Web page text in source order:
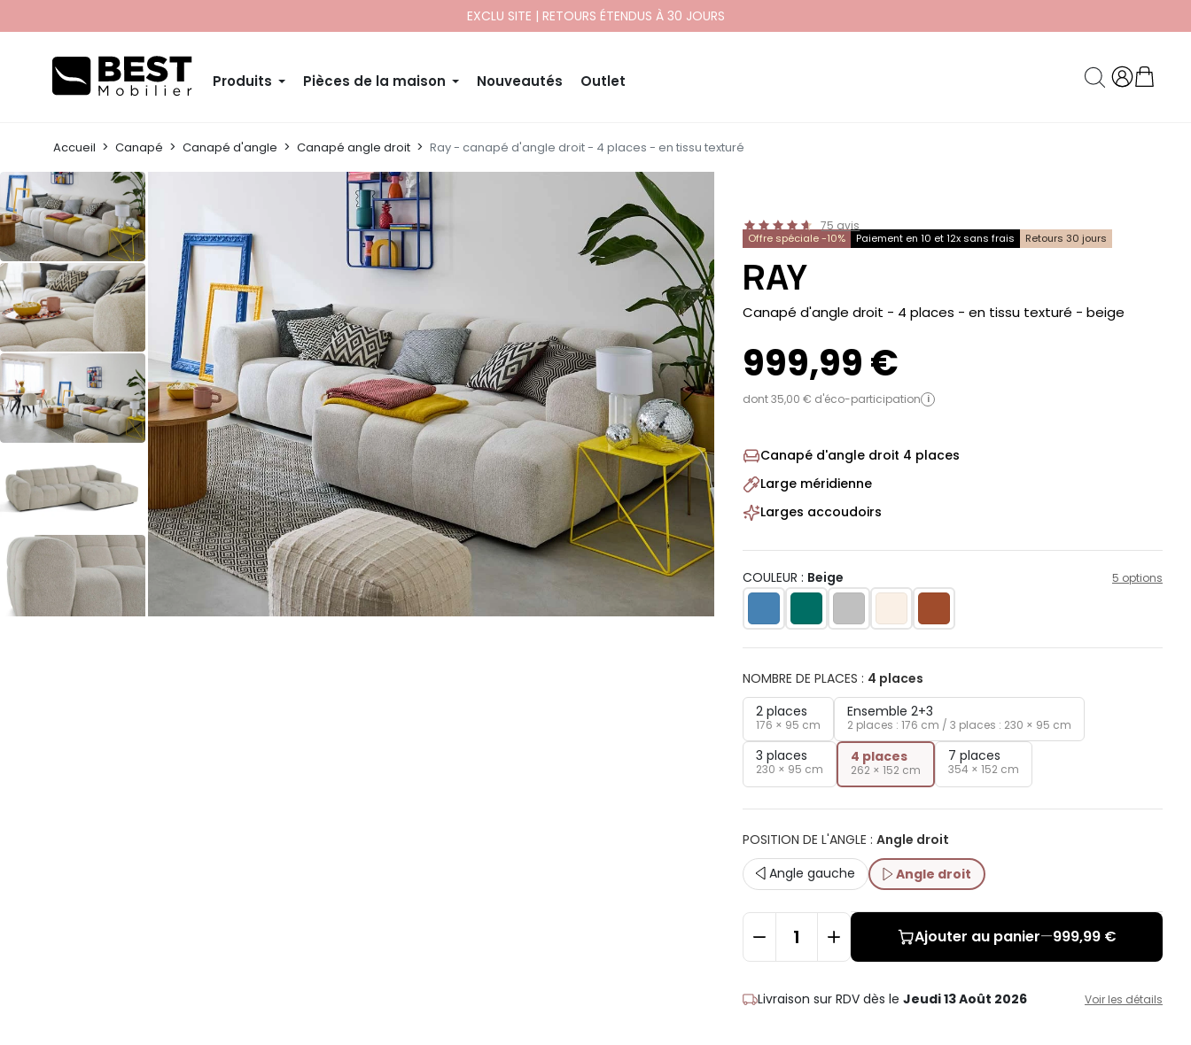
EXCLU SITE | RETOURS ÉTENDUS À 30 JOURS
Produits Pièces de la maison Nouveautés Outlet
Accueil Canapé Canapé d'angle Canapé angle droit Ray - canapé d'angle droit - 4 places - en tissu texturé
75 avis
Offre spéciale -10% Paiement en 10 et 12x sans frais Retours 30 jours
RAY
-
Canapé d'angle droit - 4 places - en tissu texturé - beige
999,99 €
dont 35,00 € d'éco-participation i
Canapé d'angle droit 4 places
Large méridienne
Larges accoudoirs
COULEUR : Beige 5 options
NOMBRE DE PLACES : 4 places
2 places
176 × 95 cm
Ensemble 2+3
2 places : 176 cm / 3 places : 230 × 95 cm
3 places
230 × 95 cm
4 places
262 × 152 cm
7 places
354 × 152 cm
POSITION DE L'ANGLE :Angle droit
Angle gauche
Angle droit
Ajouter au panier—999,99 €
Livraison sur RDVdès leJeudi 13 Août 2026 Voir les détails